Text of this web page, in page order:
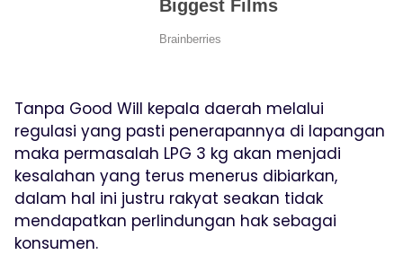
Tanpa Good Will kepala daerah melalui
regulasi yang pasti penerapannya di lapangan
maka permasalah LPG 3 kg akan menjadi
kesalahan yang terus menerus dibiarkan,
dalam hal ini justru rakyat seakan tidak
mendapatkan perlindungan hak sebagai
konsumen.